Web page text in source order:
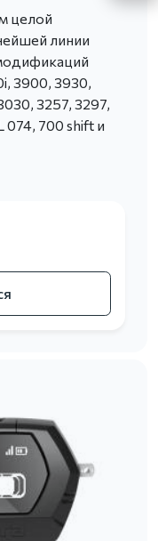
целой
линии
3900, 3930,
3257, 3297,
074, 700 shift и